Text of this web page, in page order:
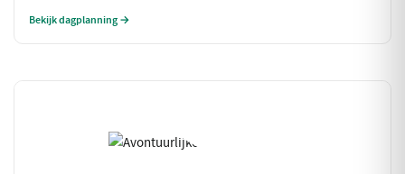
heerlijke traktatie bij Milly's IJs Boutique, waar je kunt zien hoe het
Bekijk dagplanning →